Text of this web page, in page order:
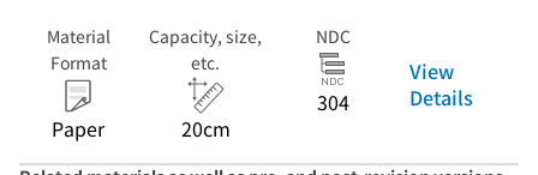
Material
Format
Paper
Capacity, size,
etc.
20cm
NDC
304
View
Details